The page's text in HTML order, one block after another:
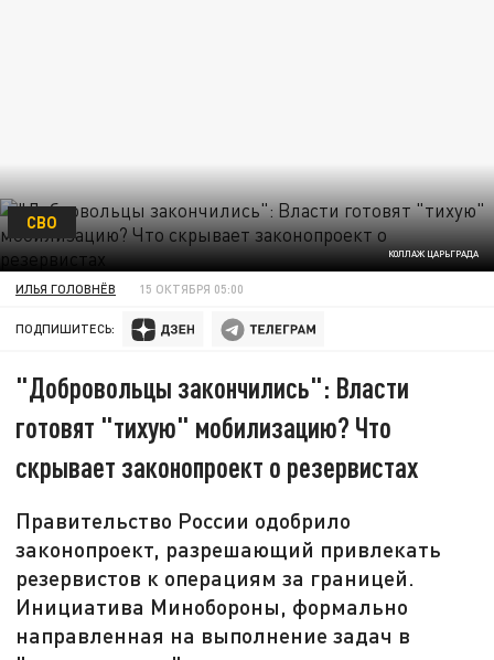
КОЛЛАЖ ЦАРЬГРАДА
СВО
ИЛЬЯ ГОЛОВНЁВ 15 ОКТЯБРЯ 05:00
ПОДПИШИТЕСЬ:
"Добровольцы закончились": Власти
готовят "тихую" мобилизацию? Что
скрывает законопроект о резервистах
Правительство России одобрило
законопроект, разрешающий привлекать
резервистов к операциям за границей.
Инициатива Минобороны, формально
направленная на выполнение задач в